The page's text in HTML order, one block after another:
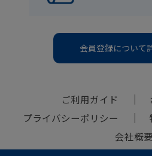
会員登録について
ご利用ガイド
プライバシーポリシー
会社概要